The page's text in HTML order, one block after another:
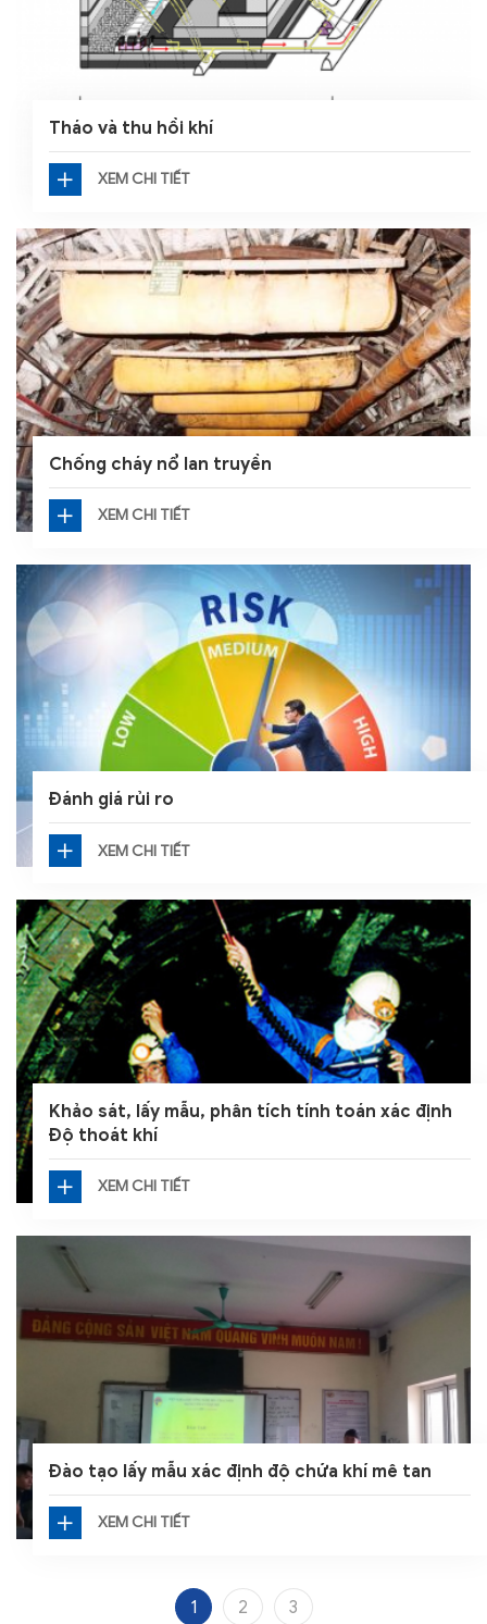
Tháo và thu hồi khí
XEM CHI TIẾT
Chống cháy nổ lan truyền
XEM CHI TIẾT
Đánh giá rủi ro
XEM CHI TIẾT
Khảo sát, lấy mẫu, phân tích tính toán xác định
Độ thoát khí
XEM CHI TIẾT
Đào tạo lấy mẫu xác định độ chứa khí mê tan
XEM CHI TIẾT
1 2 3